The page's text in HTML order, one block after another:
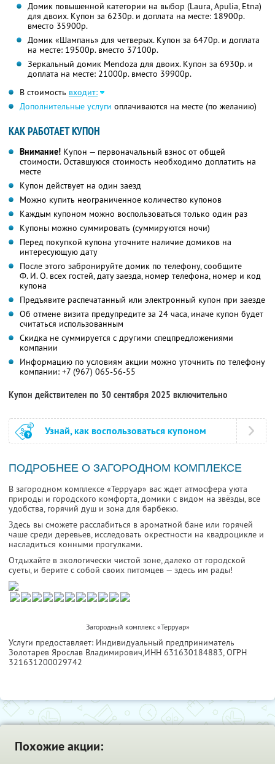
Домик повышенной категории на выбор (Laura, Apulia, Etna)
для двоих. Купон за 6230р. и доплата на месте: 18900р.
вместо 35900р.
Домик «Шампань» для четверых. Купон за 6470р. и доплата
на месте: 19500р. вместо 37100р.
Зеркальный домик Mendoza для двоих. Купон за 6930р. и
доплата на месте: 21000р. вместо 39900р.
В стоимость входит:
Дополнительные услуги оплачиваются на месте (по желанию)
КАК РАБОТАЕТ КУПОН
Внимание! Купон — первоначальный взнос от общей
стоимости. Оставшуюся стоимость необходимо доплатить на
месте
Купон действует на один заезд
Можно купить неограниченное количество купонов
Каждым купоном можно воспользоваться только один раз
Купоны можно суммировать (суммируются ночи)
Перед покупкой купона уточните наличие домиков на
интересующую дату
После этого забронируйте домик по телефону, сообщите
Ф. И. О.всех гостей, дату заезда, номер телефона, номер и код
купона
Предъявите распечатанный или электронный купон при заезде
Об отмене визита предупредите за 24 часа, иначе купон будет
считаться использованным
Скидка не суммируется с другими спецпредложениями
компании
Информацию по условиям акции можно уточнить по телефону
компании: +7 (967) 065-56-55
Купон действителен по 30 сентября 2025 включительно
Узнай, как воспользоваться купоном
ПОДРОБНЕЕ О ЗАГОРОДНОМ КОМПЛЕКСЕ
В загородном комплексе «Терруар» вас ждет атмосфера уюта
природы и городского комфорта, домики с видом на звёзды, все
удобства, горячий душ и зона для барбекю.
Здесь вы сможете расслабиться в ароматной бане или горячей
чаше среди деревьев, исследовать окрестности на квадроцикле и
насладиться конными прогулками.
Отдыхайте в экологически чистой зоне, далеко от городской
суеты, и берите с собой своих питомцев — здесь им рады!
Загородный комплекс «Терруар»
Услуги предоставляет: Индивидуальный предприниматель
Золотарев Ярослав Владимирович,ИНН 631630184883, ОГРН
321631200029742
Похожие акции: